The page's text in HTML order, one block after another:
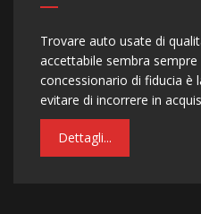
Trovare auto usate di
accettabile sembra
concessionario di fiducia è
evitare di incorrere in
Dettagli...